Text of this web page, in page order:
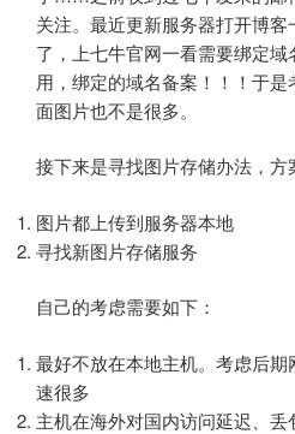
关注。最近更新服务器打开博
了，上七牛官网一看需要绑定
用，绑定的域名备案！！！于
面图片也不是很多。
接下来是寻找图片存储办法，方
图片都上传到服务器本地
寻找新图片存储服务
自己的考虑需要如下：
最好不放在本地主机。考虑后
速很多
主机在海外对国内访问延迟、丢